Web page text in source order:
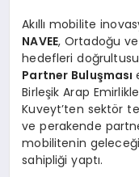
Akıllı mobilite
NAVEE, Ortadoğu
hedefleri
Partner Buluşması
Birleşik Arap
Kuveyt’ten sektör
ve perakende
mobilitenin
sahipliği yaptı.